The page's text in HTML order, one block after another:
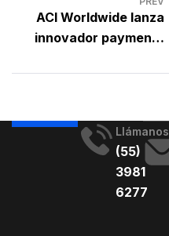
ACI Worldwide lanza
innovador payments
Llámanos
(55)
3981
6277